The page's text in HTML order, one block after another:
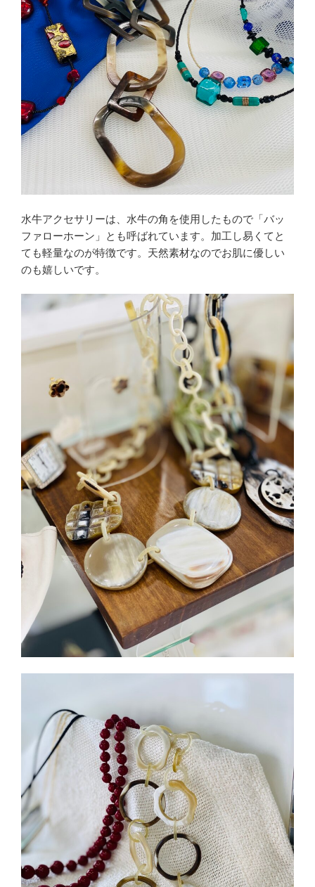
水牛アクセサリーは、水牛の角を使用したもので「バッ
ファローホーン」とも呼ばれています。加工し易くてと
ても軽量なのが特徴です。天然素材なのでお肌に優しい
のも嬉しいです。